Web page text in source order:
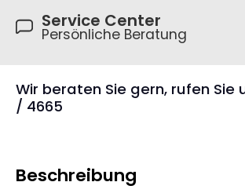
Service Center
Persönliche Beratung
Wir beraten Sie gern, rufen Sie
/ 4665
Beschreibung